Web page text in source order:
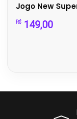
R$ 149,00